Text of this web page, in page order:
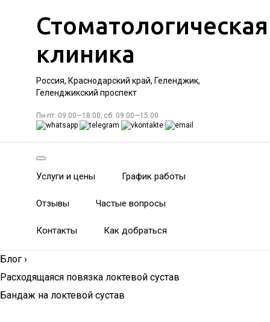
Стоматологическая
клиника
Россия, Краснодарский край, Геленджик,
Геленджикский проспект
Пн-пт: 09:00—18:00; сб: 09:00—15:00
Услуги и цены График работы
Отзывы Частые вопросы
Контакты Как добраться
Блог ›
Расходящаяся повязка локтевой сустав
Бандаж на локтевой сустав